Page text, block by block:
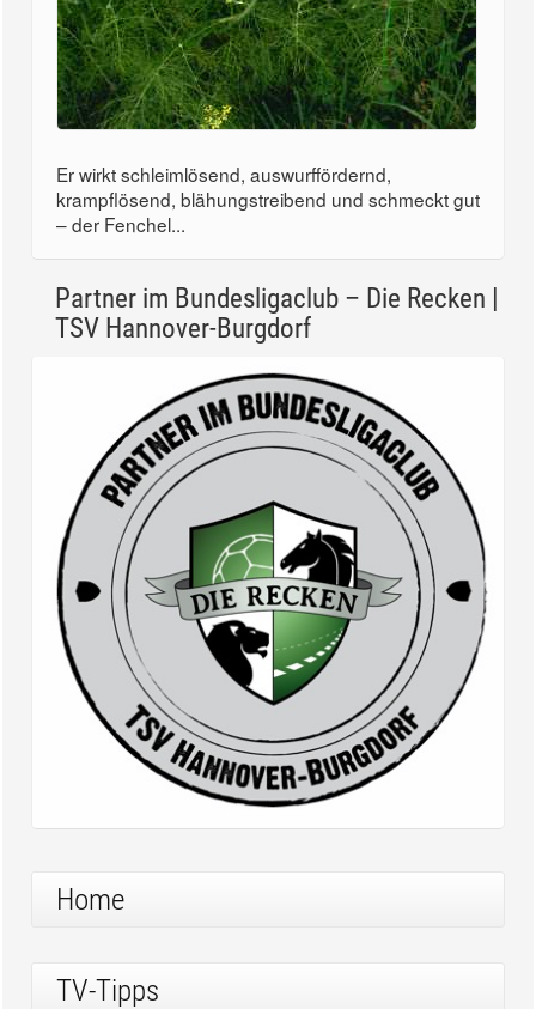
Er wirkt schleimlösend, auswurffördernd,
krampflösend, blähungstreibend und schmeckt gut
– der Fenchel...
Partner im Bundesligaclub – Die Recken |
TSV Hannover-Burgdorf
Home
TV-Tipps